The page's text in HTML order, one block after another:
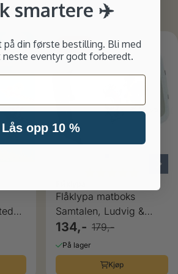
er hot nå
-25%
5.0 av
Flåklypa matboks
Samtalen, Ludvig &
Solan
134,- 179,-
På lager
Kjøp
smartere ✈️
på din første bestilling. Bli med
eventyr godt forberedt.
Lås opp 10 %